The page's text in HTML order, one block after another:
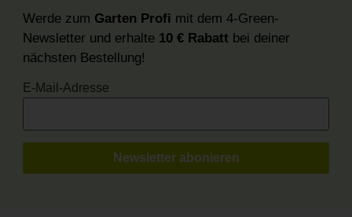
Werde zum Garten Profi mit dem 4-Green-
Newsletter und erhalte 10 € Rabatt bei deiner
nächsten Bestellung!
E-Mail-Adresse